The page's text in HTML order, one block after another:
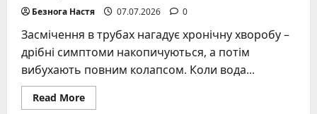
Безнога Настя 07.07.2026 0
Засмічення в трубах нагадує хронічну хворобу –
дрібні симптоми накопичуються, а потім
вибухають повним колапсом. Коли вода...
Read MoreRead
more